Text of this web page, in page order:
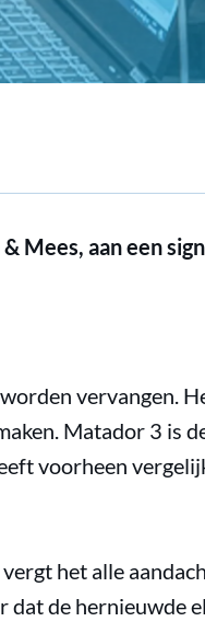
Mees, aan een
vervangen.
Matador 3 is
voorheen
het alle
de hernieuwde